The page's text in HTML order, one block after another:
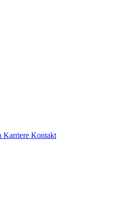
Karriere Kontakt